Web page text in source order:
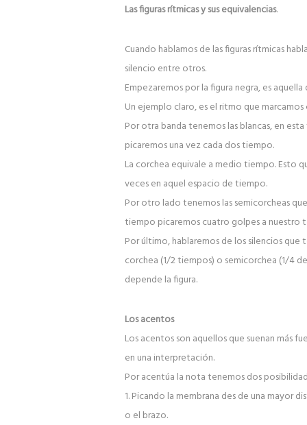
Las figuras rítmicas y sus equivalencias.
Cuando hablamos de las figuras rítmicas
silencio entre otros.
Empezaremos por la figura negra, es
Un ejemplo claro, es el ritmo que
Por otra banda tenemos las blancas, en
picaremos una vez cada dos tiempo.
La corchea equivale a medio tiempo. Esto
veces en aquel espacio de tiempo.
Por otro lado tenemos las semicorcheas
tiempo picaremos cuatro golpes a nuestro
Por último, hablaremos de los silencios
corchea (1/2 tiempos) o semicorchea (1/4
depende la figura.
Los acentos
Los acentos son aquellos que suenan más
en una interpretación.
Por acentúa la nota tenemos dos
1. Picando la membrana des de una mayor
o el brazo.